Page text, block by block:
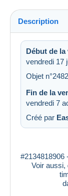
Description
Début de la
vendredi 17
Objet
Fin de la
vendredi 7
Créé par
#2134818906
Voir aussi,